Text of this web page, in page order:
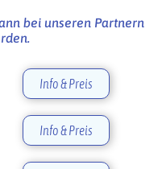
bei unseren Partnern
Info & Preis
Info & Preis